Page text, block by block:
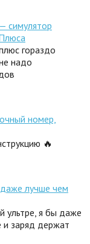
симулятор
гораздо
надо
номер,
🔥
лучше чем
ультре, я бы даже
и заряд держат